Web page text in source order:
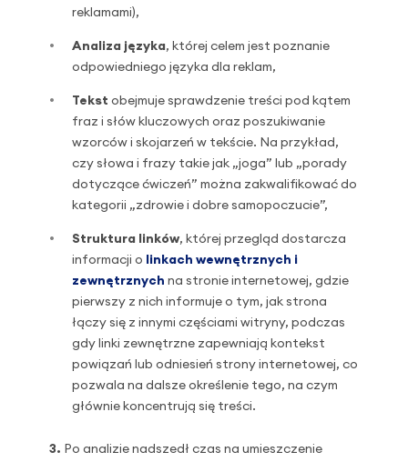
reklamami),
Analiza języka, której celem jest poznanie
odpowiedniego języka dla reklam,
Tekst obejmuje sprawdzenie treści pod kątem
fraz i słów kluczowych oraz poszukiwanie
wzorców i skojarzeń w tekście. Na przykład,
czy słowa i frazy takie jak „joga” lub „porady
dotyczące ćwiczeń” można zakwalifikować do
kategorii „zdrowie i dobre samopoczucie”,
Struktura linków, której przegląd dostarcza
informacji o
linkach wewnętrznych i
zewnętrznych na stronie internetowej, gdzie
pierwszy z nich informuje o tym, jak strona
łączy się z innymi częściami witryny, podczas
gdy linki zewnętrzne zapewniają kontekst
powiązań lub odniesień strony internetowej, co
pozwala na dalsze określenie tego, na czym
głównie koncentrują się treści.
3. Po analizie nadszedł czas na umieszczenie